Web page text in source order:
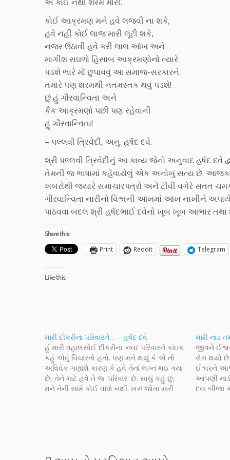
કોઈ આક્રમણ મને હવે લજવી ના શકે,
હવે નહીં કોઈ લાજ મારી લૂંટી શકે,
નજર ઉઠાવી હવે કરી લાલ આંખ અને
માગીશ સઘળો હિસાબ આક્રમણોનો ત્યારે
પડશે ભારે મોં છુપાવવું આ સમાજ-સરકારને.
તમારે પણ શરમથી નતમસ્તક થવું પડશે!
છું હું ગૌરવાન્વિતા અને
કૈંક આક્રમણો પછી પણ રહેવાની
હું ગૌરવાન્વિતા!
– પલ્લવી ત્રિવેદી, અનુ. હર્ષદ દવે.
શ્રી પલ્લવી ત્રિવેદીનું આ કાવ્ય જેનો અનુવાદ હર્ષદ
તેમની જ ભાષામાં કહેવાયેલું એક અનોખું સત્ય છે.
ખબરોથી જ્યારે સમાચારપત્રો અને ટીવી વગેરે સતત
ગૌરવાન્વિતા નારીનો વિશ્વની આંખમાં આંખ નાખીને
પાઠવવા બદલ શ્રી હર્ષદભાઈ દવેનો ખૂબ ખૂબ આભાર
Share this:
Print Reddit Telegram
Like this:
મારી દીકરીના પરિવારને… – હર્ષદ દવે
હું મારી વહાલસોઈ દીકરીના 'નવા' પરિવારને કાંઇક
કહું એવું વિચારતો હતો. પણ મને થયું કે એ તો
અવિવેક ગણાશે કારણ કે હવે તેનાં લગ્ન થઇ ગયા
છે, તેને માટે હવે તે જ 'પરિવાર' છે. સાચું કહું છું,
મને તેની સામે કોઈ વાંધો નથી. ખરું જોતાં મારી
મારી નાડ
જીવને
રોગ થયો
ઈશ્વરને
આપણી
દવા બીજા